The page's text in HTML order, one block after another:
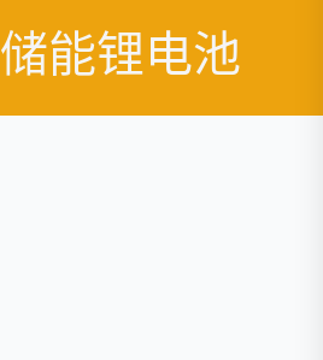
储能锂电池